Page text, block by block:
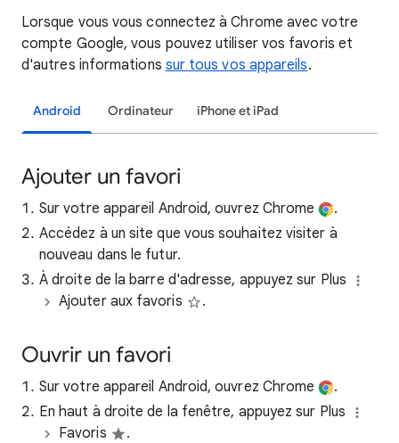
Lorsque vous vous connectez à Chrome avec votre
compte Google, vous pouvez utiliser vos favoris et
d'autres informations sur tous vos appareils.
Android Ordinateur iPhone et iPad
Ajouter un favori
Sur votre appareil Android, ouvrez Chrome
.
Accédez à un site que vous souhaitez visiter à
nouveau dans le futur.
À droite de la barre d'adresse, appuyez sur Plus
Ajouter aux favoris
.
Ouvrir un favori
Sur votre appareil Android, ouvrez Chrome
.
En haut à droite de la fenêtre, appuyez sur Plus
Favoris
.